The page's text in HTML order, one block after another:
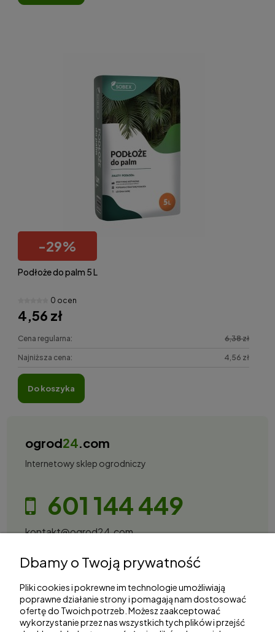
-29%
Podłoże do palm 5 L
0 ocen
4,56 zł
Cena regularna: 6,38 zł
Najniższa cena: 4,56 zł
do koszyka
ogrod24.com
Internetowy sklep ogrodniczy
601 144 449
kontakt@ogrod24.com
Gorzowska 27, 66-530 Trzebicz
Zakupy
Dbamy o Twoją prywatność
Pliki cookies i pokrewne im technologie umożliwiają
poprawne działanie strony i pomagają nam dostosować
ofertę do Twoich potrzeb. Możesz zaakceptować
wykorzystanie przez nas wszystkich tych plików i przejść